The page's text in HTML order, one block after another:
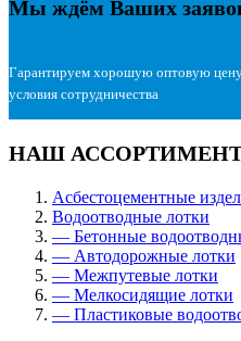
Мы ждём Ваших
Гарантируем хорошую оптовую
условия сотрудничества
НАШ
Асбестоцементные
Водоотводные лотки
— Бетонные
— Автодорожные лотки
— Межпутевые лотки
— Мелкосидящие лотки
— Пластиковые